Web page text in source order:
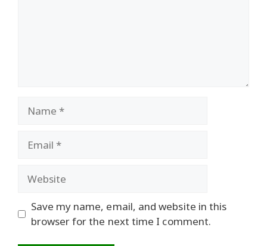
Save my name, email, and website in this
browser for the next time I comment.